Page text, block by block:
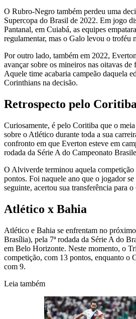
O Rubro-Negro também perdeu uma
Supercopa do Brasil de 2022. Em jogo
Pantanal, em Cuiabá, as equipes
regulamentar, mas o Galo levou o troféu
Por outro lado, também em 2022,
avançar sobre os mineiros nas oitavas
Aquele time acabaria campeão daquela
Corinthians na decisão.
Retrospecto pelo Coritiba
Curiosamente, é pelo Coritiba que o
sobre o Atlético durante toda a sua
confronto em que Everton esteve em
rodada da Série A do Campeonato
O Alviverde terminou aquela competição
pontos. Foi naquele ano que o jogador
seguinte, acertou sua transferência para
Atlético x Bahia
Atlético e Bahia se enfrentam no
Brasília), pela 7ª rodada da Série A do
em Belo Horizonte. Neste momento, o
competição, com 13 pontos, enquanto o
com 9.
Leia também